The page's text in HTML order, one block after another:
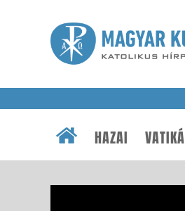
HAZAI